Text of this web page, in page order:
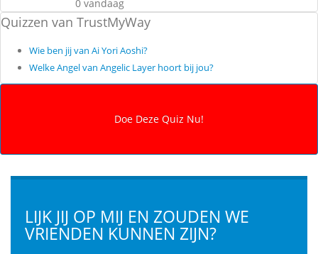
0 vandaag
Quizzen van TrustMyWay
Wie ben jij van Ai Yori Aoshi?
Welke Angel van Angelic Layer hoort bij jou?
LIJK JIJ OP MIJ EN ZOUDEN WE
VRIENDEN KUNNEN ZIJN?